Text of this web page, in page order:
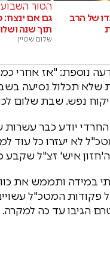
של הרב
הטור
גם אם ינצח:
תוך שנה
שלום שטיין
נוספת: "אז אחרי
שלא תכלול נסיעה
נפש. שבת שלום
יודע כבר
לא יעזרו כל
איש' זצ"ל שקבע כי
במידה ותממש את
פקודות המטכ"ל
הגיבו עד כה למקרה.